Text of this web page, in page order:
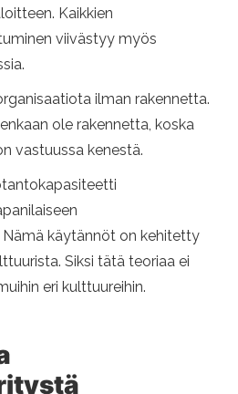
Kaikkien
viivästyy myös
ilman rakennetta.
ole rakennetta, koska
vastuussa kenestä.
käytännöt on kehitetty
Siksi tätä teoriaa ei
eri kulttuureihin.